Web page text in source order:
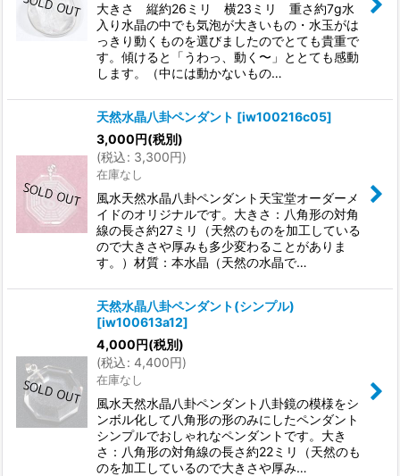
大きさ 縦約26ミリ 横23ミリ 重さ約7g水
入り水晶の中でも気泡が大きいもの・水玉がは
っきり動くものを選びましたのでとても貴重で
す。傾けると「うわっ、動く〜」ととても感動
します。（中には動かないもの…
天然水晶八卦ペンダント [iw100216c05]
3,000円(税別)
(税込: 3,300円)
在庫なし
風水天然水晶八卦ペンダント天宝堂オーダーメ
イドのオリジナルです。大きさ：八角形の対角
線の長さ約27ミリ（天然のものを加工している
ので大きさや厚みも多少変わることがありま
す。）材質：本水晶（天然の水晶で…
天然水晶八卦ペンダント(シンプル)
[iw100613a12]
4,000円(税別)
(税込: 4,400円)
在庫なし
風水天然水晶八卦ペンダント八卦鏡の模様をシ
ンボル化して八角形の形のみにしたペンダント
シンプルでおしゃれなペンダントです。大き
さ：八角形の対角線の長さ約22ミリ（天然のも
のを加工しているので大きさや厚み…